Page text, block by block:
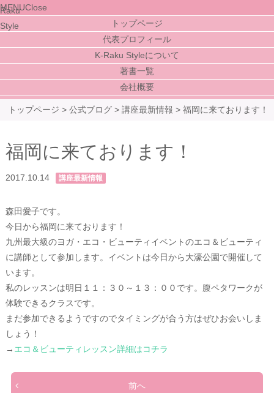
MENUClose
トップページ
代表プロフィール
K-Raku Styleについて
著書一覧
会社概要
トップページ >公式ブログ >講座最新情報 >福岡に来ております！
福岡に来ております！
2017.10.14 講座最新情報
森田愛子です。
今日から福岡に来ております！
九州最大級のヨガ・エコ・ビューティイベントのエコ＆ビューティ
に講師として参加します。イベントは今日から大濠公園で開催して
います。
私のレッスンは明日１１：３０～１３：００です。腹ペタワークが
体験できるクラスです。
まだ参加できるようですのでタイミングが合う方はぜひお会いしま
しょう！
→ エコ＆ビューティレッスン詳細はコチラ
前へ